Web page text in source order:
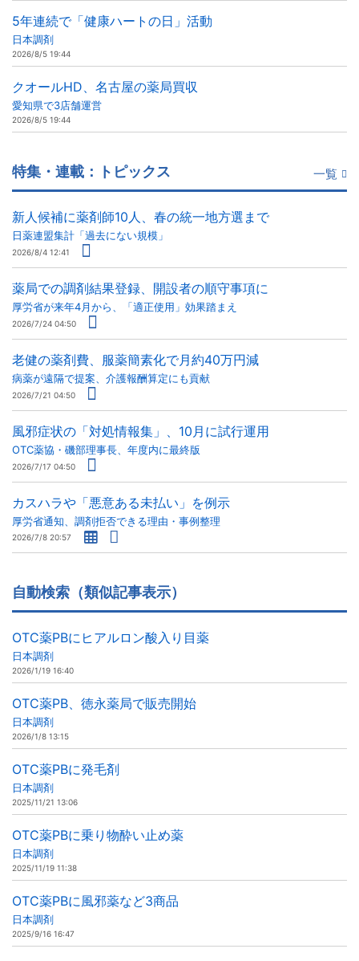
5年連続で「健康ハートの日」活動
日本調剤
2026/8/5 19:44
クオールHD、名古屋の薬局買収
愛知県で3店舗運営
2026/8/5 19:44
特集・連載：トピックス 一覧
新人候補に薬剤師10人、春の統一地方選まで
日薬連盟集計「過去にない規模」
2026/8/4 12:41
薬局での調剤結果登録、開設者の順守事項に
厚労省が来年4月から、「適正使用」効果踏まえ
2026/7/24 04:50
老健の薬剤費、服薬簡素化で月約40万円減
病薬が遠隔で提案、介護報酬算定にも貢献
2026/7/21 04:50
風邪症状の「対処情報集」、10月に試行運用
OTC薬協・磯部理事長、年度内に最終版
2026/7/17 04:50
カスハラや「悪意ある未払い」を例示
厚労省通知、調剤拒否できる理由・事例整理
2026/7/8 20:57
自動検索（類似記事表示）
OTC薬PBにヒアルロン酸入り目薬
日本調剤
2026/1/19 16:40
OTC薬PB、徳永薬局で販売開始
日本調剤
2026/1/8 13:15
OTC薬PBに発毛剤
日本調剤
2025/11/21 13:06
OTC薬PBに乗り物酔い止め薬
日本調剤
2025/11/19 11:38
OTC薬PBに風邪薬など3商品
日本調剤
2025/9/16 16:47